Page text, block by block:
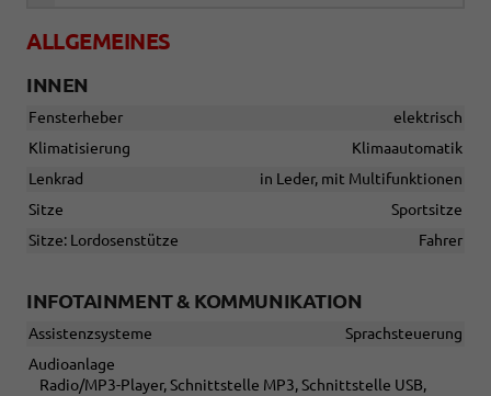
ALLGEMEINES
INNEN
Fensterheber
elektrisch
Klimatisierung
Klimaautomatik
Lenkrad
in Leder, mit Multifunktionen
Sitze
Sportsitze
Sitze: Lordosenstütze
Fahrer
INFOTAINMENT & KOMMUNIKATION
Assistenzsysteme
Sprachsteuerung
Audioanlage
Radio/MP3-Player, Schnittstelle MP3, Schnittstelle USB,